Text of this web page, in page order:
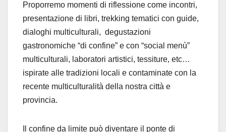
Proporremo momenti di riflessione come incontri,
presentazione di libri, trekking tematici con guide,
dialoghi multiculturali, degustazioni
gastronomiche “di confine” e con “social menù”
multiculturali, laboratori artistici, tessiture, etc…
ispirate alle tradizioni locali e contaminate con la
recente multiculturalità della nostra città e
provincia.
Il confine da limite può diventare il ponte di